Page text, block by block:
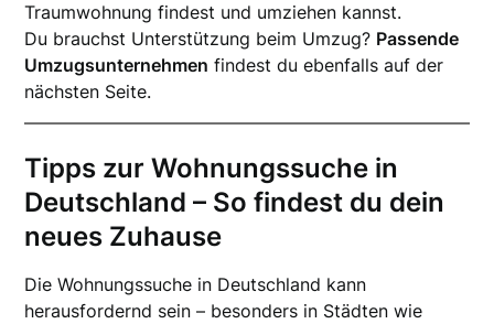
Traumwohnung findest und umziehen kannst.
Du brauchst Unterstützung beim Umzug? Passende
Umzugsunternehmen findest du ebenfalls auf der
nächsten Seite.
Tipps zur Wohnungssuche in
Deutschland – So findest du dein
neues Zuhause
Die Wohnungssuche in Deutschland kann
herausfordernd sein – besonders in Städten wie